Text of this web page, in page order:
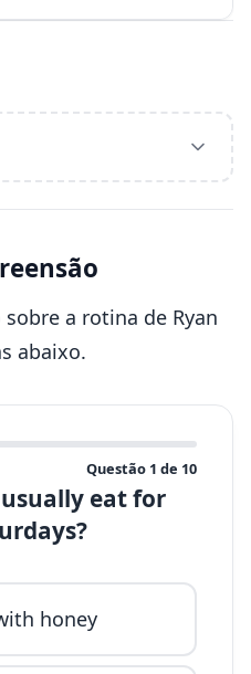
Mute
a rotina de Ryan
abaixo.
Questão 1 de 10
eat for
honey